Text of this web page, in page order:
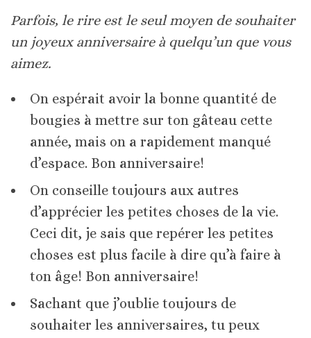
Parfois, le rire est le seul moyen de souhaiter
un joyeux anniversaire à quelqu’un que vous
aimez.
On espérait avoir la bonne quantité de
bougies à mettre sur ton gâteau cette
année, mais on a rapidement manqué
d’espace. Bon anniversaire!
On conseille toujours aux autres
d’apprécier les petites choses de la vie.
Ceci dit, je sais que repérer les petites
choses est plus facile à dire qu’à faire à
ton âge! Bon anniversaire!
Sachant que j’oublie toujours de
souhaiter les anniversaires, tu peux